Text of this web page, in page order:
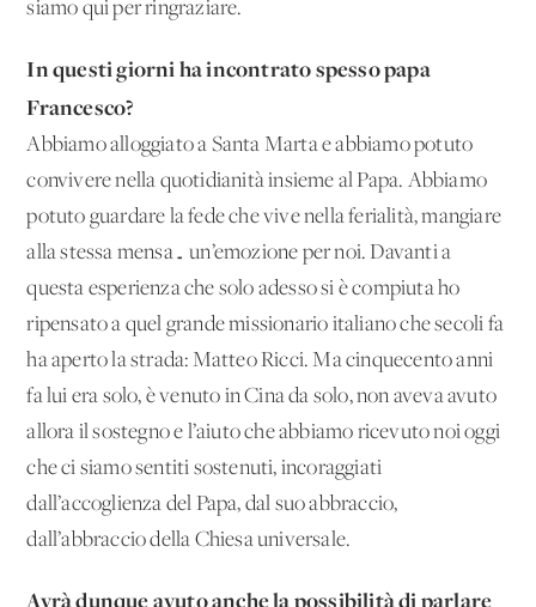
siamo qui per ringraziare.
In questi giorni ha incontrato spessopapa
Francesco?
Abbiamo alloggiato a Santa Marta e abbiamo potuto
convivere nella quotidianità insieme al Papa. Abbiamo
potuto guardare la fede che vive nella ferialità, mangiare
alla stessa mensa… un’emozione per noi. Davanti a
questa esperienza che solo adesso si è compiuta ho
ripensato a quel grande missionario italiano che secoli fa
ha aperto la strada: Matteo Ricci. Ma cinquecento anni
fa lui era solo, è venuto in Cina da solo, non aveva avuto
allora il sostegno e l’aiuto che abbiamo ricevuto noi oggi
che ci siamo sentiti sostenuti, incoraggiati
dall’accoglienza del Papa, dal suo abbraccio,
dall’abbraccio della Chiesa universale.
Avrà dunque avuto anche la possibilità di parlare